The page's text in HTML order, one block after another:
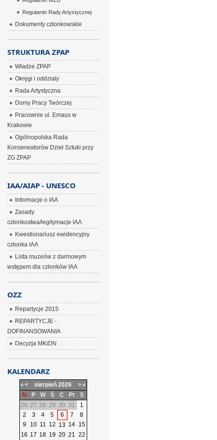
Regulamin Rady Artystycznej
Dokumenty członkowskie
STRUKTURA ZPAP
Władze ZPAP
Okręgi i oddziały
Rada Artystyczna
Domy Pracy Twórczej
Pracownie ul. Emaus w
Krakowie
Ogólnopolska Rada
Konserwatorów Dzieł Sztuki przy
ZG ZPAP
IAA/AIAP - UNESCO
Informacje o IAA
Zasady
członkostwa/legitymacje IAA
Kwestionariusz ewidencyjny
członka IAA
Lista muzeów z darmowym
wstępem dla członków IAA
OZZ
Repartycje 2015
REPARTYCJE -
DOFINANSOWANIA
Decyzja MKiDN
KALENDARZ
« < sierpień 2026 >»
N
P W Ś C Pt
S
26 27 28 29 30 31
1
2
3 4 5 6 7
8
9
10 11 12 13 14 15
16 17 18 19 20 21 22